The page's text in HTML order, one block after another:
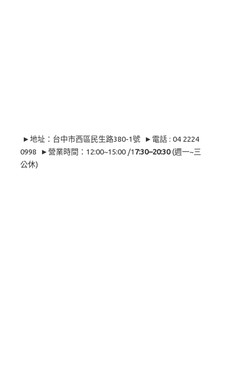
►地址：台中市西區民生路380-1號 ►電話 : 04 2224
0998 ►營業時間：12:00~15:00 /17:30–20:30(週一~三
公休)